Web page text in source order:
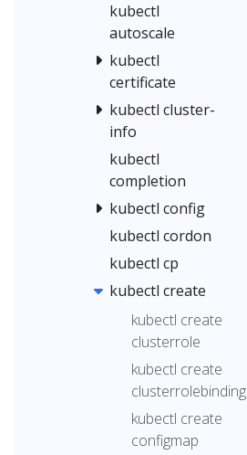
kubectl
autoscale
kubectl
certificate
kubectl cluster-
info
kubectl
completion
kubectl config
kubectl cordon
kubectl cp
kubectl create
kubectl create
clusterrole
kubectl create
clusterrolebinding
kubectl create
configmap